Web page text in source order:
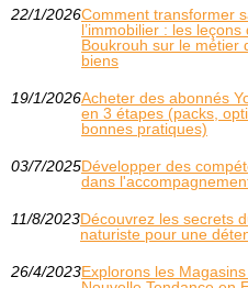
22/1/2026Comment transformer
l’immobilier : les leçons
Boukrouh sur le métier
biens
19/1/2026Acheter des abonnés
en 3 étapes (packs,
bonnes pratiques)
03/7/2025Développer des
dans
11/8/2023Découvrez les secrets
naturiste pour une
26/4/2023Explorons les